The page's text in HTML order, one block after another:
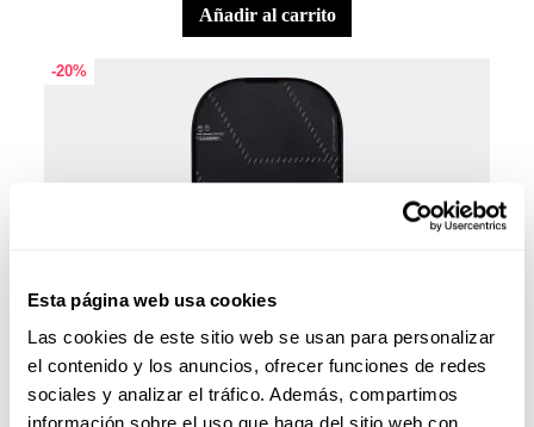
Esta página web usa cookies
Las cookies de este sitio web se usan para personalizar
el contenido y los anuncios, ofrecer funciones de redes
sociales y analizar el tráfico. Además, compartimos
añadir al carrito
-20%